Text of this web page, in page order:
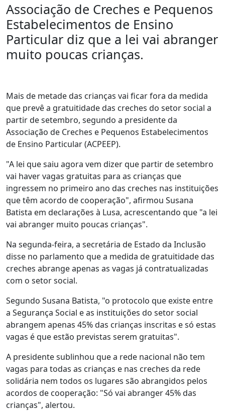
Associação de Creches e Pequenos
Estabelecimentos de Ensino
Particular diz que a lei vai abranger
muito poucas crianças.
Mais de metade das crianças vai ficar fora da medida
que prevê a gratuitidade das creches do setor social a
partir de setembro, segundo a presidente da
Associação de Creches e Pequenos Estabelecimentos
de Ensino Particular (ACPEEP).
"A lei que saiu agora vem dizer que partir de setembro
vai haver vagas gratuitas para as crianças que
ingressem no primeiro ano das creches nas instituições
que têm acordo de cooperação", afirmou Susana
Batista em declarações à Lusa, acrescentando que "a lei
vai abranger muito poucas crianças".
Na segunda-feira, a secretária de Estado da Inclusão
disse no parlamento que a medida de gratuitidade das
creches abrange apenas as vagas já contratualizadas
com o setor social.
Segundo Susana Batista, "o protocolo que existe entre
a Segurança Social e as instituições do setor social
abrangem apenas 45% das crianças inscritas e só estas
vagas é que estão previstas serem gratuitas".
A presidente sublinhou que a rede nacional não tem
vagas para todas as crianças e nas creches da rede
solidária nem todos os lugares são abrangidos pelos
acordos de cooperação: "Só vai abranger 45% das
crianças", alertou.